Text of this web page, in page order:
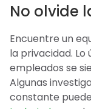
No olvide
Encuentre un
la privacidad. Lo
empleados se
Algunas
constante puede